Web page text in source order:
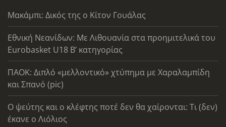
Μακάμπι: Δικός της ο Κίτον Γουάλας
Εθνική Νεανίδων: Με Λιθουανία στα προημιτελικά του
Eurobasket U18 Β’ κατηγορίας
ΠΑΟΚ: Διπλό «μελλοντικό» χτύπημα με Χαραλαμπίδη
και Σπανό (pic)
Ο ψεύτης και ο κλέφτης ποτέ δεν θα χαίρονται: Τι (δεν)
έκανε ο Λιόλιος